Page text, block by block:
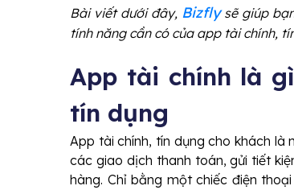
Bài viết dưới đây, Bizflysẽ giúp
tính năng cần có của app tài chính,
App tài chính là
tín dụng
App tài chính, tín dụng cho khách là
các giao dịch thanh toán, gửi tiết
hàng. Chỉ bằng một chiếc điện